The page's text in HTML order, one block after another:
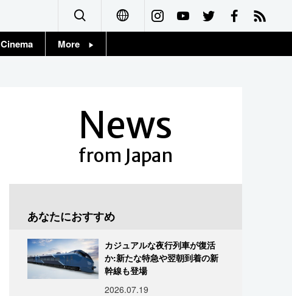
Français
Cinema More
News
from Japan
あなたにおすすめ
カジュアルな夜行列車が復活
か:新たな特急や翌朝到着の新
幹線も登場
2026.07.19